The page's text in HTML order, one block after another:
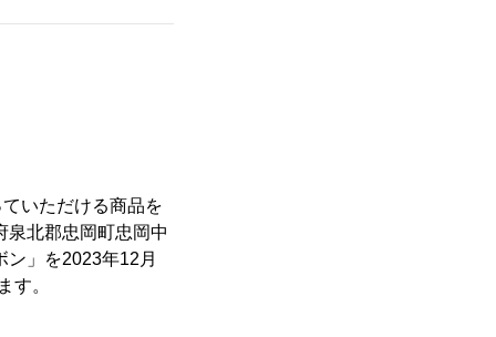
いただける商品を
泉北郡忠岡町忠岡中
ン」を2023年12月
す。